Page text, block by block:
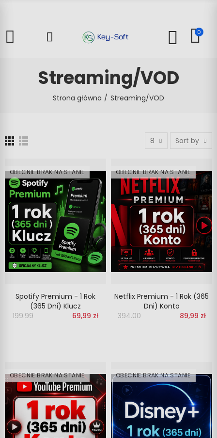
0
Streaming/VOD
Strona główna Streaming/VOD
8 Sort by
OBECNIE BRAK NA STANIE
Spotify Premium - 1 Rok
(365 Dni) Klucz
199.99
69,99 zł
OBECNIE BRAK NA STANIE
Netflix Premium - 1 Rok (365
Dni) Konto
394.00
89,99 zł
OBECNIE BRAK NA STANIE OBECNIE BRAK NA STANIE